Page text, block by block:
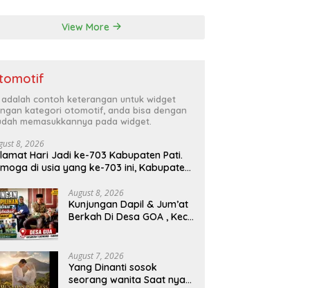
View More
adalah contoh keterangan untuk widget
kategori otomotif, anda bisa dengan
memasukkannya pada widget.
8, 2026
Hari Jadi ke-703 Kabupaten Pati.
di usia yang ke-703 ini, Kabupaten
daerah yang mampu memberikan
bagi seluruh
Semoga sinergi dan
yang telah terjalin semakin kuat
mewujudkan pembangunan yang
Dirgahayu Kabupaten Pati
703. Salam sedulur Pati Selawase.
August 8, 2026
Kunjungan Dapil & Jum’at
Berkah Di Desa GOA , Kec.
August 7, 2026
Yang Dinanti sosok
seorang wanita Saat nya